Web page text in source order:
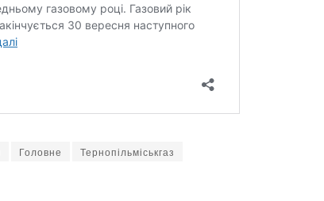
Головне Тернопільміськгаз